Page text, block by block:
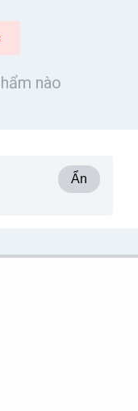
nào
Ẩn